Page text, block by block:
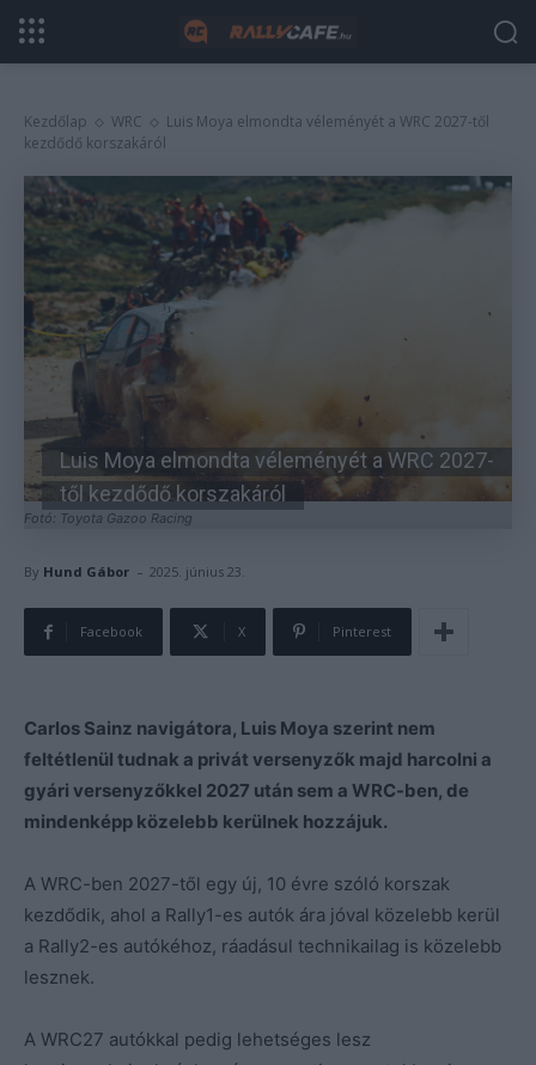
Kezdőlap WRC
Luis Moya elmondta véleményét a WRC 2027-től
kezdődő korszakáról
Fotó: Toyota Gazoo Racing
Luis Moya elmondta véleményét a WRC 2027-
től kezdődő korszakáról
By Hund Gábor - 2025. június 23.
Facebook X Pinterest
Carlos Sainz navigátora, Luis Moya szerint nem
feltétlenül tudnak a privát versenyzők majd harcolni a
gyári versenyzőkkel 2027 után sem a WRC-ben, de
mindenképp közelebb kerülnek hozzájuk.
A WRC-ben 2027-től egy új, 10 évre szóló korszak
kezdődik, ahol a Rally1-es autók ára jóval közelebb kerül
a Rally2-es autókéhoz, ráadásul technikailag is közelebb
lesznek.
A WRC27 autókkal pedig lehetséges lesz